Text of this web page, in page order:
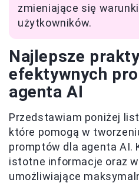
zmieniające się
użytkowników.
Najlepsze
efektywnych
agenta AI
Przedstawiam poniżej
które pomogą w
promptów dla agenta AI.
istotne informacje oraz
umożliwiające